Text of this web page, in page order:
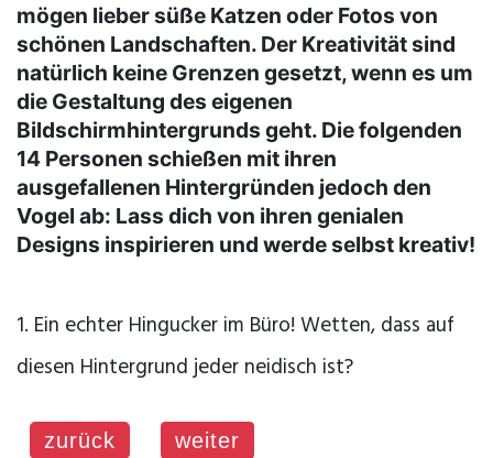
mögen lieber süße Katzen oder Fotos von
schönen Landschaften. Der Kreativität sind
natürlich keine Grenzen gesetzt, wenn es um
die Gestaltung des eigenen
Bildschirmhintergrunds geht. Die folgenden
14 Personen schießen mit ihren
ausgefallenen Hintergründen jedoch den
Vogel ab: Lass dich von ihren genialen
Designs inspirieren und werde selbst kreativ!
1. Ein echter Hingucker im Büro! Wetten, dass auf
diesen Hintergrund jeder neidisch ist?
zurück weiter